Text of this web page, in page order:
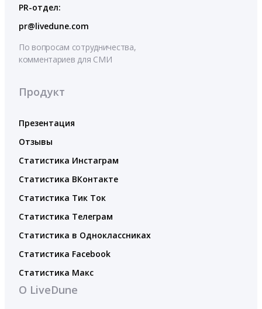
PR-отдел:
pr@livedune.com
По вопросам сотрудничества,
комментариев для СМИ
Продукт
Презентация
Отзывы
Статистика Инстаграм
Статистика ВКонтакте
Статистика Тик Ток
Статистика Телеграм
Статистика в Одноклассниках
Статистика Facebook
Статистика Макс
О LiveDune